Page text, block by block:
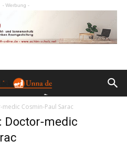
- Werbung -
Cosmin-Paul Sarac
Doctor-medic